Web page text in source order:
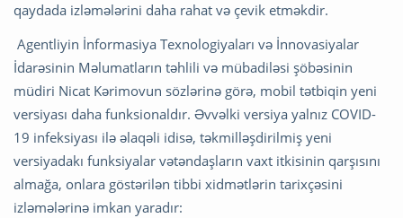
qaydada izləmələrini daha rahat və çevik etməkdir.
Agentliyin İnformasiya Texnologiyaları və İnnovasiyalar
İdarəsinin Məlumatların təhlili və mübadiləsi şöbəsinin
müdiri Nicat Kərimovun sözlərinə görə, mobil tətbiqin yeni
versiyası daha funksionaldır. Əvvəlki versiya yalnız COVID-
19 infeksiyası ilə əlaqəli idisə, təkmilləşdirilmiş yeni
versiyadakı funksiyalar vətəndaşların vaxt itkisinin qarşısını
almağa, onlara göstərilən tibbi xidmətlərin tarixçəsini
izləmələrinə imkan yaradır: